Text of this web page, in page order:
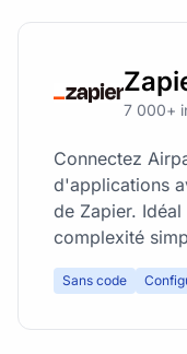
7 000+
Connectez
d'applications
de Zapier.
complexité
Sans code